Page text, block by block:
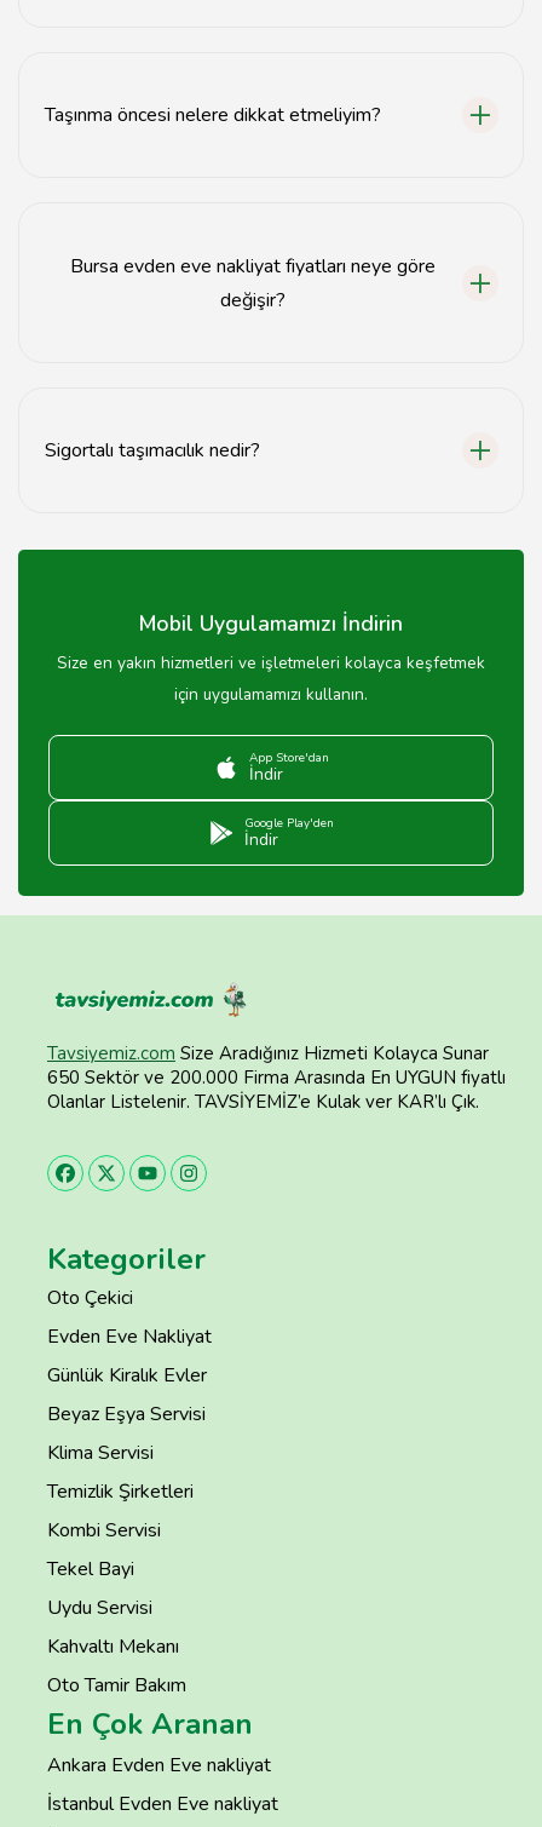
Taşınma öncesi nelere dikkat etmeliyim?
Bursa evden eve nakliyat fiyatları neye göre
değişir?
Sigortalı taşımacılık nedir?
görmesi durumunda sigorta kapsamında korunmasıdır.
Mobil Uygulamamızı İndirin
Size en yakın hizmetleri ve işletmeleri kolayca keşfetmek
için uygulamamızı kullanın.
App Store'dan
İndir
Google Play'den
İndir
Tavsiyemiz.com Size Aradığınız Hizmeti Kolayca Sunar
650 Sektör ve 200.000 Firma Arasında En UYGUN fiyatlı
Olanlar Listelenir. TAVSİYEMİZ’e Kulak ver KAR’lı Çık.
Kategoriler
Oto Çekici
Evden Eve Nakliyat
Günlük Kiralık Evler
Beyaz Eşya Servisi
Klima Servisi
Temizlik Şirketleri
Kombi Servisi
Tekel Bayi
Uydu Servisi
Kahvaltı Mekanı
Oto Tamir Bakım
En Çok Aranan
Ankara Evden Eve nakliyat
İstanbul Evden Eve nakliyat